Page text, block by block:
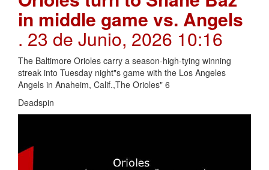
in middle game vs. Angels
. 23 de Junio, 2026 10:16
The Baltimore Orioles carry a season-high-tying winning
streak into Tuesday night"s game with the Los Angeles
Angels in Anaheim, Calif.,The Orioles" 6
Deadspin